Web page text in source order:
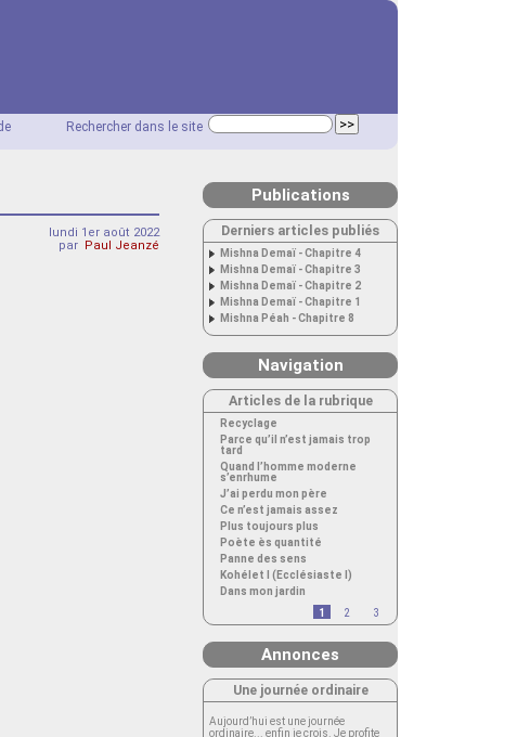
Rechercher dans le site
lundi 1er août 2022
par Paul Jeanzé
Publications
Derniers articles publiés
Mishna Demaï - Chapitre 4
Mishna Demaï - Chapitre 3
Mishna Demaï - Chapitre 2
Mishna Demaï - Chapitre 1
Mishna Péah - Chapitre 8
Navigation
Articles de la rubrique
Recyclage
Parce qu’il n’est jamais trop
tard
Quand l’homme moderne
s’enrhume
J’ai perdu mon père
Ce n’est jamais assez
Plus toujours plus
Poète ès quantité
Panne des sens
Kohélet I (Ecclésiaste I)
Dans mon jardin
1
2 3
Annonces
Une journée ordinaire
Aujourd’hui est une journée
ordinaire... enfin je crois. Je profite